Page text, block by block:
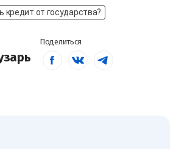
кредит от государства?
Поделиться